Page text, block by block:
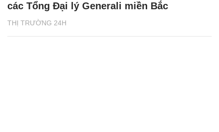
THỊ TRƯỜNG 24H
các Tổng Đại lý Generali miền Bắc